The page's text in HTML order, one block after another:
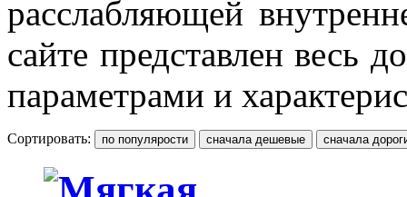
расслабляющей
сайте представлен весь
параметрами и
Сортировать: